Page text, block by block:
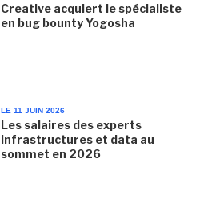
Creative acquiert le spécialiste
en bug bounty Yogosha
LE 11 JUIN 2026
Les salaires des experts
infrastructures et data au
sommet en 2026